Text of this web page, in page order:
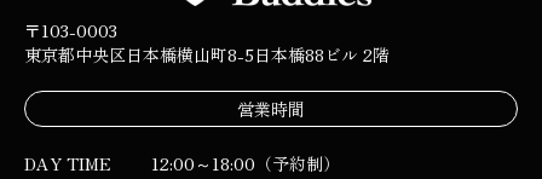
〒103-0003
東京都中央区日本橋横山町8-5日本橋88ビル 2階
営業時間
DAY TIME
12:00～18:00（予約制）